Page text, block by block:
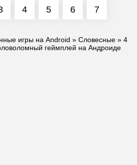
4 5 6 7
игры на Android » Словесные » 4
геймплей на Андроиде